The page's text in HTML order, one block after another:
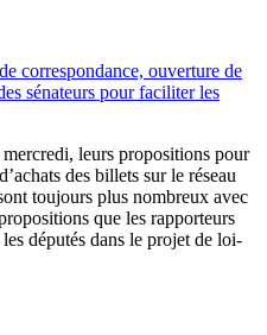
correspondance, ouverture de
sénateurs pour faciliter les
leurs propositions pour
des billets sur le réseau
toujours plus nombreux avec
que les rapporteurs
députés dans le projet de loi-